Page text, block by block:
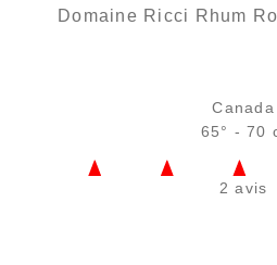
Domaine Ricci Rhum
Canada
65° - 70
2 avis